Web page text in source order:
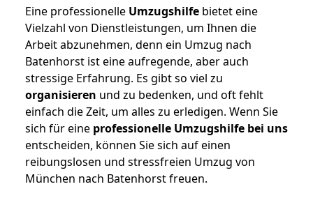
Eine professionelle Umzugshilfe bietet eine
Vielzahl von Dienstleistungen, um Ihnen die
Arbeit abzunehmen, denn ein Umzug nach
Batenhorst ist eine aufregende, aber auch
stressige Erfahrung. Es gibt so viel zu
organisieren und zu bedenken, und oft fehlt
einfach die Zeit, um alles zu erledigen. Wenn Sie
sich für eine professionelle Umzugshilfe bei uns
entscheiden, können Sie sich auf einen
reibungslosen und stressfreien Umzug von
München nach Batenhorst freuen.